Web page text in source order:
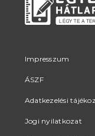
Impresszum
ÁSZF
Adatkezelési
Jogi nyilatkozat